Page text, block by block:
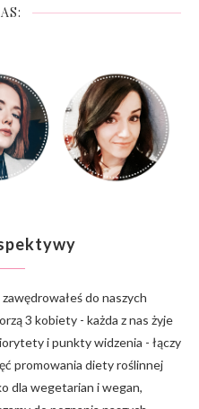
do naszych
3 kobiety - każda z nas żyje
i punkty widzenia - łączy
promowania diety roślinnej
dla wegetarian i wegan,